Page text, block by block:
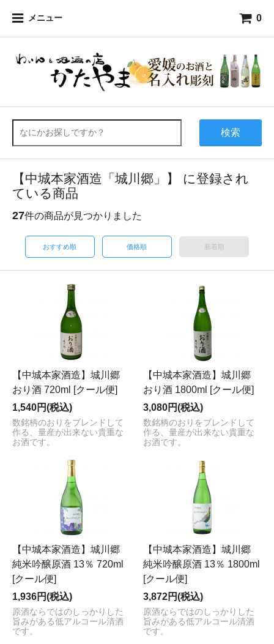
メニュー 0
検索
【中城本家酒造「城川郷」】 に登録され
ている商品
27件の商品が見つかりました
おすすめ順 価格順 新着順
【中城本家酒造】城川郷
おり酒 720ml [クール便]
1,540円(税込)
数銘柄のおりをブレンドして
作る、量産が出来ない貴重な
お酒です。
【中城本家酒造】城川郷
おり酒 1800ml [クール便]
3,080円(税込)
数銘柄のおりをブレンドして
作る、量産が出来ない貴重な
お酒です。
【中城本家酒造】城川郷
純米吟醸原酒 13％ 720ml
[クール便]
1,936円(税込)
原酒ならではのしっかりした
旨みがある低アルコール清酒
です。
【中城本家酒造】城川郷
純米吟醸原酒 13％ 1800ml
[クール便]
3,872円(税込)
原酒ならではのしっかりした
旨みがある低アルコール清酒
です。